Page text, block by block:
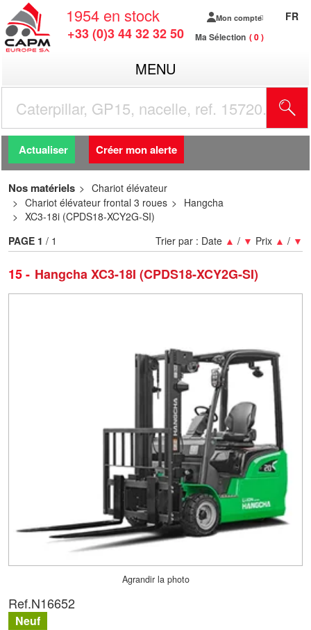
1954 en stock
+33 (0)3 44 32 32 50
Mon compte
Ma Sélection 0
FR
MENU
Actualiser Créer mon alerte
Nos matériels
Chariot élévateur
Chariot élévateur frontal 3 roues
Hangcha
XC3-18i (CPDS18-XCY2G-SI)
15 Hangcha XC3-18I (CPDS18-XCY2G-SI)
Trier par : Date ▲ / ▼ Prix ▲ / ▼
PAGE 1 / 1
Agrandir la photo
Ref.N16652
Neuf